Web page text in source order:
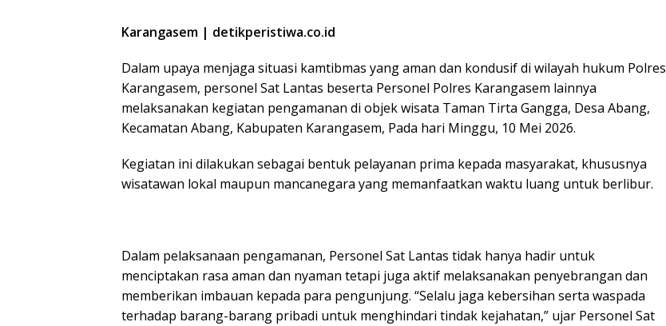
Karangasem | detikperistiwa.co.id
Dalam upaya menjaga situasi kamtibmas yang aman dan kondusif di wilayah hukum Polres
Karangasem, personel Sat Lantas beserta Personel Polres Karangasem lainnya
melaksanakan kegiatan pengamanan di objek wisata Taman Tirta Gangga, Desa Abang,
Kecamatan Abang, Kabupaten Karangasem, Pada hari Minggu, 10 Mei 2026.
Kegiatan ini dilakukan sebagai bentuk pelayanan prima kepada masyarakat, khususnya
wisatawan lokal maupun mancanegara yang memanfaatkan waktu luang untuk berlibur.
Dalam pelaksanaan pengamanan, Personel Sat Lantas tidak hanya hadir untuk
menciptakan rasa aman dan nyaman tetapi juga aktif melaksanakan penyebrangan dan
memberikan imbauan kepada para pengunjung. “Selalu jaga kebersihan serta waspada
terhadap barang-barang pribadi untuk menghindari tindak kejahatan,” ujar Personel Sat